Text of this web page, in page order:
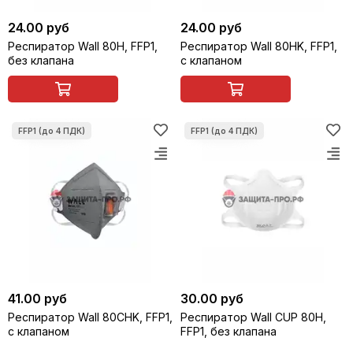
24.00 руб
Респиратор Wall 80H, FFP1,
без клапана
24.00 руб
Респиратор Wall 80HK, FFP1,
с клапаном
41.00 руб
Респиратор Wall 80CHK, FFP1,
с клапаном
30.00 руб
Респиратор Wall CUP 80H,
FFP1, без клапана